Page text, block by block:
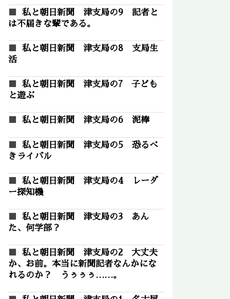
私と朝日新聞 津支局の9 記者と
は不届きな輩である。
私と朝日新聞 津支局の8 支局生
活
私と朝日新聞 津支局の7 子ども
と遊ぶ
私と朝日新聞 津支局の6 泥棒
私と朝日新聞 津支局の5 恐るべ
きライバル
私と朝日新聞 津支局の4 レーダ
ー探知機
私と朝日新聞 津支局の3 あん
た、何学部？
私と朝日新聞 津支局の2 大丈夫
か、お前。本当に新聞記者なんかにな
れるのか？ うぅぅぅ……。